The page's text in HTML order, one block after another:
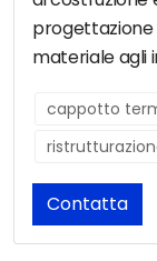
progettazione
materiale agli
cappotto
Contatta